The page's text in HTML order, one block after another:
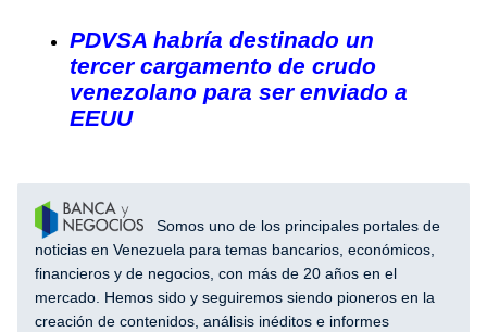
PDVSA habría destinado un
tercer cargamento de crudo
venezolano para ser enviado a
EEUU
Somos uno de los principales portales de
noticias en Venezuela para temas bancarios, económicos,
financieros y de negocios, con más de 20 años en el
mercado. Hemos sido y seguiremos siendo pioneros en la
creación de contenidos, análisis inéditos e informes